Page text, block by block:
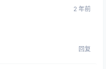
2 年前
回复